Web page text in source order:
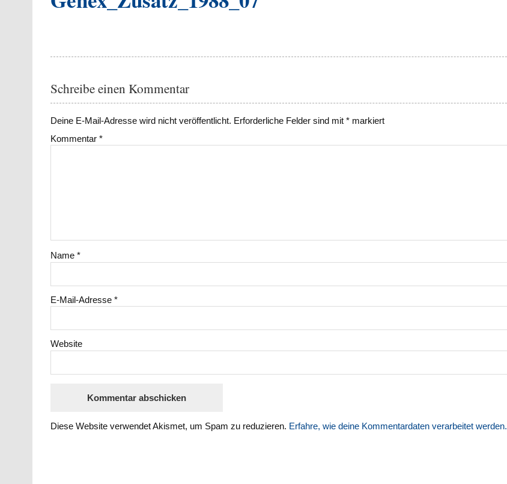
Schreibe einen Kommentar
Deine E-Mail-Adresse wird nicht veröffentlicht. Erforderliche Felder sind mit* markiert
Kommentar*
Name*
E-Mail-Adresse*
Website
Diese Website verwendet Akismet, um Spam zu reduzieren. Erfahre, wie deine Kommentardaten verarbeitet werden.